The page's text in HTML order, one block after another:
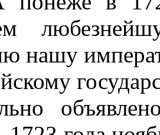
нашу